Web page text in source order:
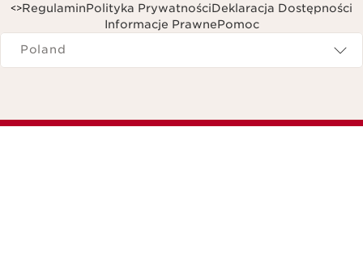
RegulaminPolityka PrywatnościDeklaracja Dostępności
<
Informacje Prawne
>
Pomoc
Navigates to
Poland